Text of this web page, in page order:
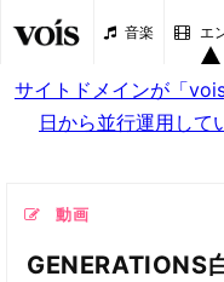
音楽 エ
サイトドメインが「
日から並行運用して
動画
GENERATIONS